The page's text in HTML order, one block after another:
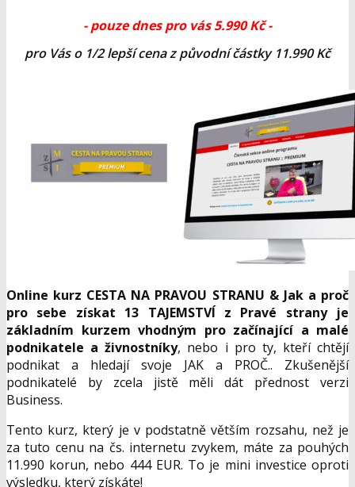
- pouze dnes pro vás 5.990 Kč -
pro Vás o 1/2 lepší cena z původní částky 11.990 Kč
Online kurz CESTA NA PRAVOU STRANU & Jak a proč
pro sebe získat 13 TAJEMSTVÍ z Pravé strany je
základním kurzem vhodným pro začínající a malé
podnikatele a živnostníky, nebo i pro ty, kteří chtějí
podnikat a hledají svoje JAK a PROČ.. Zkušenější
podnikatelé by zcela jistě měli dát přednost verzi
Business.
Tento kurz, který je v podstatně větším rozsahu, než je
za tuto cenu na čs. internetu zvykem, máte za pouhých
11.990 korun, nebo 444 EUR. To je mini investice oproti
výsledku, který získáte!